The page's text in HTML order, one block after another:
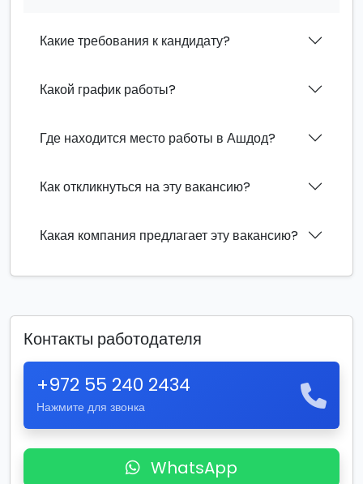
Какие требования к кандидату?
Какой график работы?
Где находится место работы в Ашдод?
Как откликнуться на эту вакансию?
Какая компания предлагает эту вакансию?
Контакты работодателя
+972 55 240 2434
Нажмите для звонка
WhatsApp